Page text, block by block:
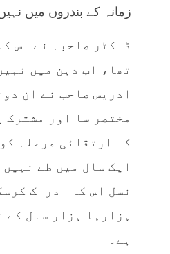
زمانہ کے بندروں میں
ڈاکٹر صاحبہ نے اس
تھا، اب ذہن میں
ادریس صاحب نے ان
مختصر سا اور مشترک
کہ ارتقائی مرحلہ
ایک سال میں طے
نسل اس کا ادراک
ہزارہا ہزار سال کے
ہے۔